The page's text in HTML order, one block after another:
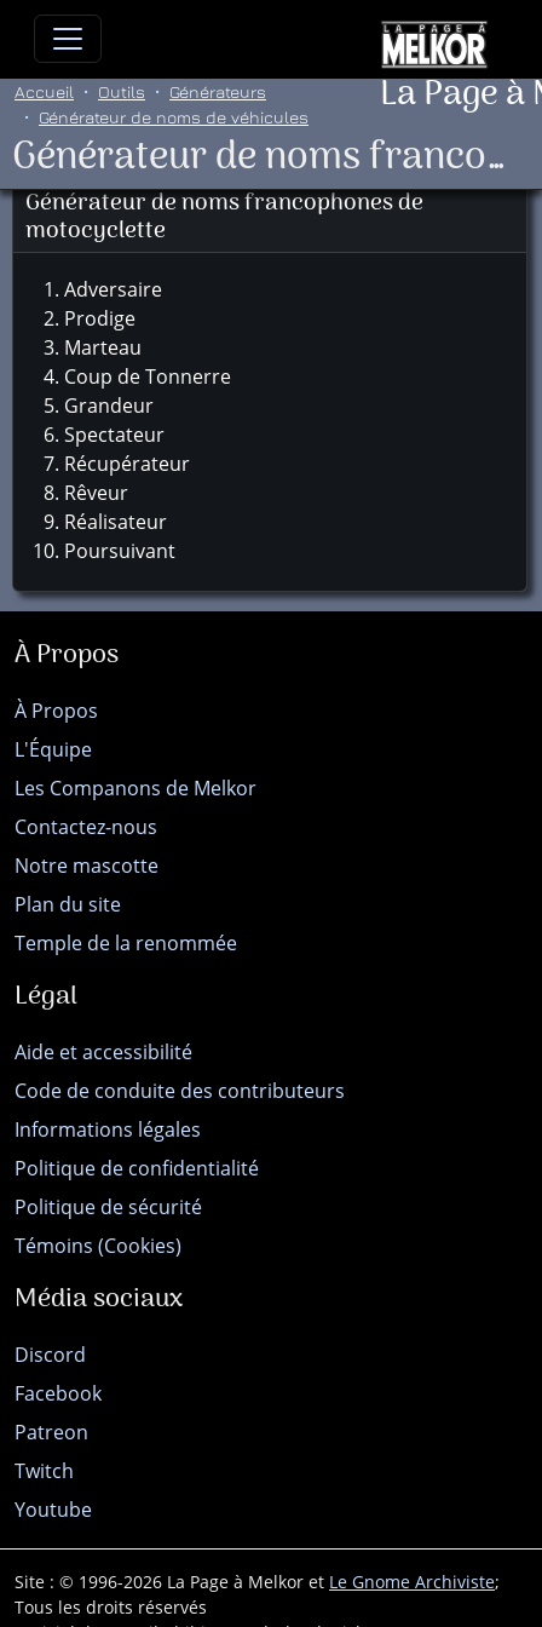
Allez directement au contenu
La Page
Accueil Outils
Générateurs
Générateur de noms de véhicules
Générateur de noms francophones de motocyclette
Générateur de noms francophones de
motocyclette
Adversaire
Prodige
Marteau
Coup de Tonnerre
Grandeur
Spectateur
Récupérateur
Rêveur
Réalisateur
Poursuivant
À Propos
À Propos
L'Équipe
Les Companons de Melkor
Contactez-nous
Notre mascotte
Plan du site
Temple de la renommée
Légal
Aide et accessibilité
Code de conduite des contributeurs
Informations légales
Politique de confidentialité
Politique de sécurité
Témoins (Cookies)
Média sociaux
Discord
Facebook
Patreon
Twitch
Youtube
Site : © 1996-2026 La Page à Melkor et Le Gnome Archiviste;
Tous les droits réservés